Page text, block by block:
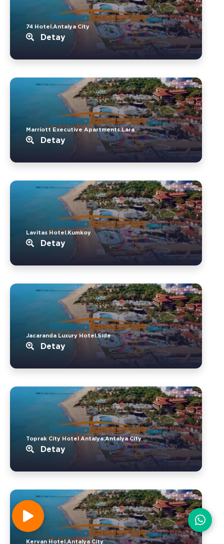
74 Hotel.Antalya City
Detay
Marriott Executive Apartments.Lara
Detay
Lavitas Hotel.Kumkoy
Detay
Jacaranda Luxury Hotel.Side
Detay
Toprak City Hotel Antalya.Antalya City
Detay
Kervan Hotel.Antalya City